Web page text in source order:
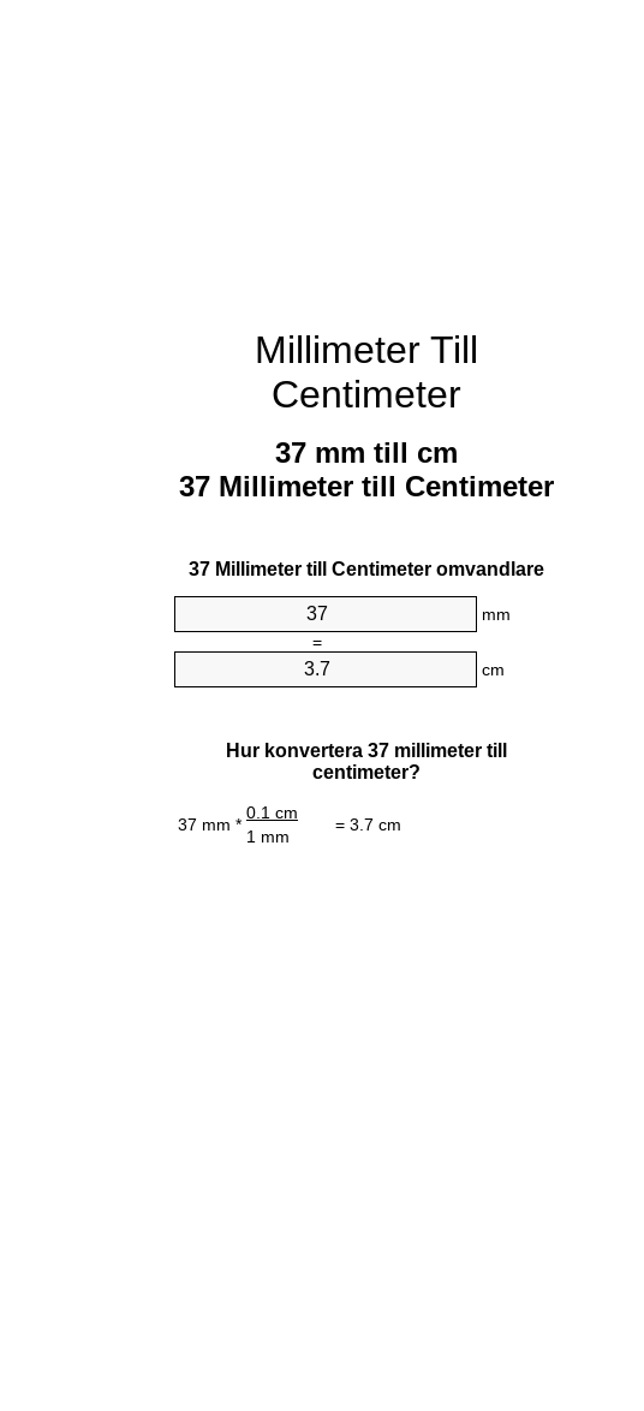
Millimeter Till
Centimeter
37 mm till cm
37 Millimeter till Centimeter
37 Millimeter till Centimeter omvandlare
mm
=
cm
Hur konvertera 37 millimeter till
centimeter?
37 mm *
0.1 cm
= 3.7 cm
1 mm